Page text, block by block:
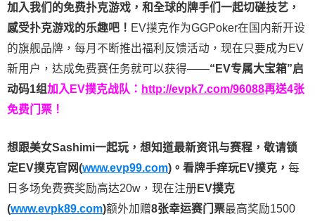
加入我们的免费扑克游戏，和全球的牌手们一起切磋技艺，
感受扑克游戏的乐趣吧！ EV撲克作为GGPoker在国内新开设
的旗舰品牌，每月不断推出福利反馈活动，现在只要成为EV
新用户，达成免费赛任务就可以获得——“EV专属大宝箱”启
动码1组加入EV撲克战队： http://evpk7.com/96088再送4张
免费门票！
想跟美女Sashimi一起玩， 想知道最新资讯与赛程， 敬请锁
定EV撲克官网(www.evp99.com)。 看牌手痒玩EV撲克， 每
日多场免费赛奖励高达20w，现在注册 EV撲克
(www.evpk89.com)额外加赠8张幸运赛门票最高奖励1500